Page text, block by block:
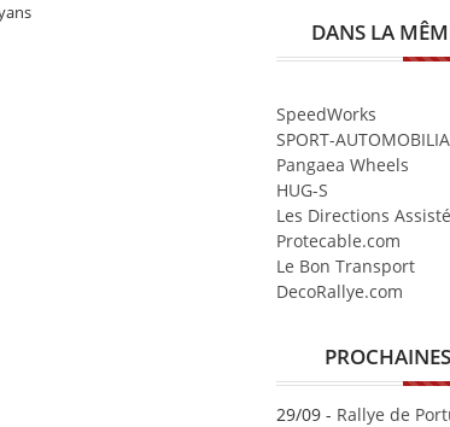
DANS LA
SpeedWorks
SPORT-
Pangaea Wheels
HUG-S
Les Directions
Protecable.com
Le Bon Transport
DecoRallye.com
29/09 - Rallye de